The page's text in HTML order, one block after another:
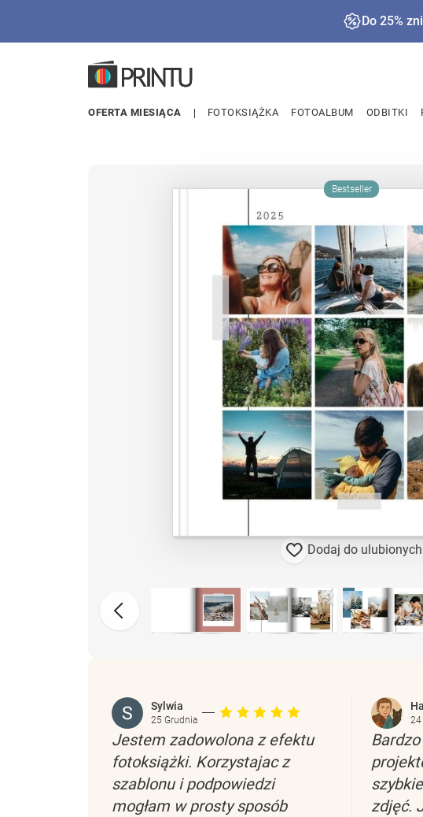
Do 25%
OFERTA MIESIĄCA FOTOKSIĄŻKA FOTOALBUM ODBITKI
Bestseller
Dodaj do ulubionych
Sylwia
25 Grudnia
Jestem zadowolona z efektu
fotoksiążki. Korzystajac z
szablonu i podpowiedzi
mogłam w prosty sposób
24
zdjęć.